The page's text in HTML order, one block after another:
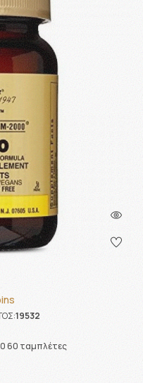
19532
60 ταμπλέτες